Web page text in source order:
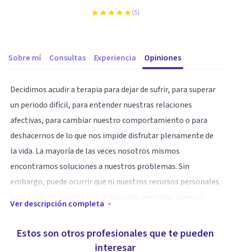
(5)
Sobre mí Consultas Experiencia Opiniones
Decidimos acudir a terapia para dejar de sufrir, para superar
un periodo difícil, para entender nuestras relaciones
afectivas, para cambiar nuestro comportamiento o para
deshacernos de lo que nos impide disfrutar plenamente de
la vida. La mayoría de las veces nosotros mismos
encontramos soluciones a nuestros problemas. Sin
embargo, puede ocurrir que ni nuestros recursos personales
tengamos que pedir ayuda al exterior.
Ver descripción completa
Estos son otros profesionales que te pueden
interesar